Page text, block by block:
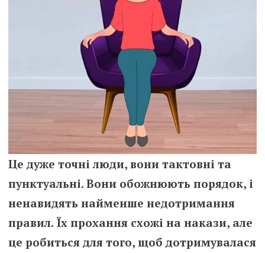
Це дуже точні люди, вони тактовні та
пунктуальні. Вони обожнюють порядок, і
ненавидять найменше недотримання
правил. Їх прохання схожі на накази, але
це робиться для того, щоб дотримувалася